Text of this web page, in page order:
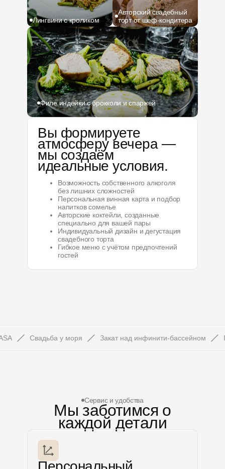
Лингвини с кроликом
Авторский свадебный
торт от шеф-кондитера
Филе индейки с брокколи и спаржей
Вы формируете
атмосферу вечера —
мы создаём
идеальные условия.
Возможность собственного алкоголя
без лишних сложностей
Персональная винная карта и подбор
напитков сомелье
Авторские коктейли, созданные
специально для вашей пары
Индивидуальный дизайн и дегустация
свадебного торта
Гибкое меню с учётом предпочтений
гостей
Свадьба у моря Закат над инфинити-бассейном
Сервис и удобства
Мы заботимся о
каждой детали